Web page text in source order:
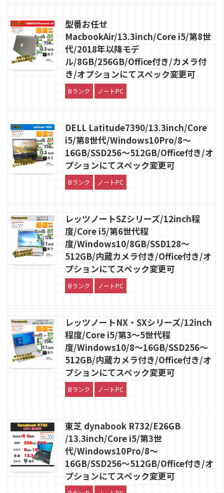
型番お任せ
MacbookAir/13.3inch/Core i5/第8世
代/2018年以降モデ
ル/8GB/256GB/Office付き/カメラ付
き/オプションにてスペック変更可
Bランク ノートPC
DELL Latitude7390/13.3inch/Core
i5/第8世代/Windows10Pro/8〜
16GB/SSD256〜512GB/Office付き/オ
プションにてスペック変更可
Bランク ノートPC
レッツノートSZシリーズ/12inch程
度/Core i5/第6世代程
度/Windows10/8GB/SSD128〜
512GB/内蔵カメラ付き/Office付き/オ
プションにてスペック変更可
Bランク ノートPC
レッツノートNX・SXシリーズ/12inch
程度/Core i5/第3〜5世代程
度/Windows10/8〜16GB/SSD256〜
512GB/内蔵カメラ付き/Office付き/オ
プションにてスペック変更可
Bランク ノートPC
東芝 dynabook R732/E26GB
/13.3inch/Core i5/第3世
代/Windows10Pro/8〜
16GB/SSD256〜512GB/Office付き/オ
プションにてスペック変更可